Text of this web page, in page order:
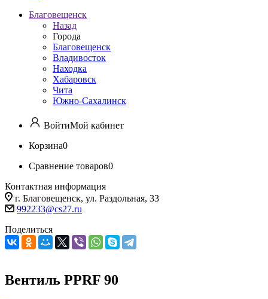
Благовещенск
Назад
Города
Благовещенск
Владивосток
Находка
Хабаровск
Чита
Южно-Сахалинск
ВойтиМой кабинет
Корзина0
Сравнение товаров0
Контактная информация
г. Благовещенск, ул. Раздольная, 33
992233@cs27.ru
Поделиться
Вентиль PPRF 90